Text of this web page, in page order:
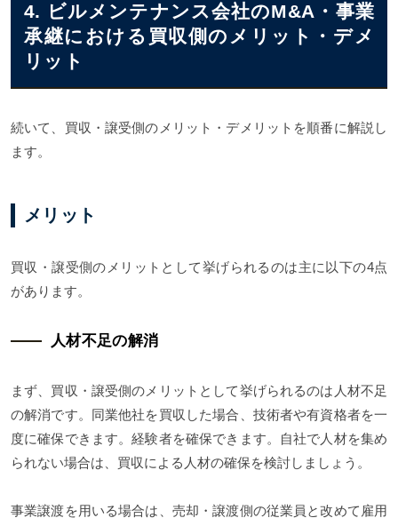
4. ビルメンテナンス会社のM&A・事業
承継における買収側のメリット・デメ
リット
続いて、買収・譲受側のメリット・デメリットを順番に解説し
ます。
メリット
買収・譲受側のメリットとして挙げられるのは主に以下の4点
があります。
人材不足の解消
まず、買収・譲受側のメリットとして挙げられるのは人材不足
の解消です。同業他社を買収した場合、技術者や有資格者を一
度に確保できます。経験者を確保できます。自社で人材を集め
られない場合は、買収による人材の確保を検討しましょう。
事業譲渡を用いる場合は、売却・譲渡側の従業員と改めて雇用